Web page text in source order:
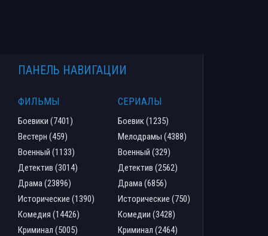
ПАНЕЛЬ НАВИГАЦИИ
ФИЛЬМЫ
Боевики (7401)
Вестерн (459)
Военный (1133)
Детектив (3014)
Драма (23896)
Исторические (1390)
Комедия (14426)
Криминал (5005)
СЕРИАЛЫ
Боевик (1235)
Мелодрамы (4388)
Военный (329)
Детектив (2562)
Драма (6856)
Исторические (750)
Комедии (3428)
Криминал (2464)